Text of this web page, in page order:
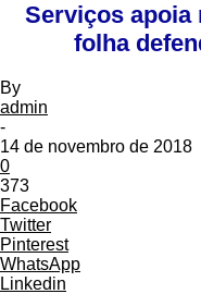
Serviços apoia
folha
By
admin
-
14 de novembro de 2018
0
373
Facebook
Twitter
Pinterest
WhatsApp
Linkedin